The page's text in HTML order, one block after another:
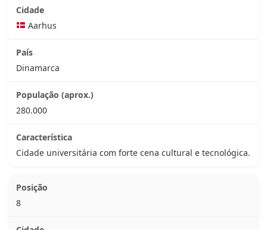
Aarhus
Dinamarca
280.000
Cidade universitária com forte cena cultural e tecnológica.
8